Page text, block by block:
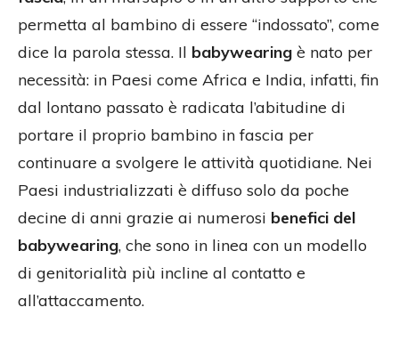
permetta al bambino di essere “indossato”, come
dice la parola stessa. Il babywearing è nato per
necessità: in Paesi come Africa e India, infatti, fin
dal lontano passato è radicata l’abitudine di
portare il proprio bambino in fascia per
continuare a svolgere le attività quotidiane. Nei
Paesi industrializzati è diffuso solo da poche
decine di anni grazie ai numerosi benefici del
babywearing, che sono in linea con un modello
di genitorialità più incline al contatto e
all’attaccamento.